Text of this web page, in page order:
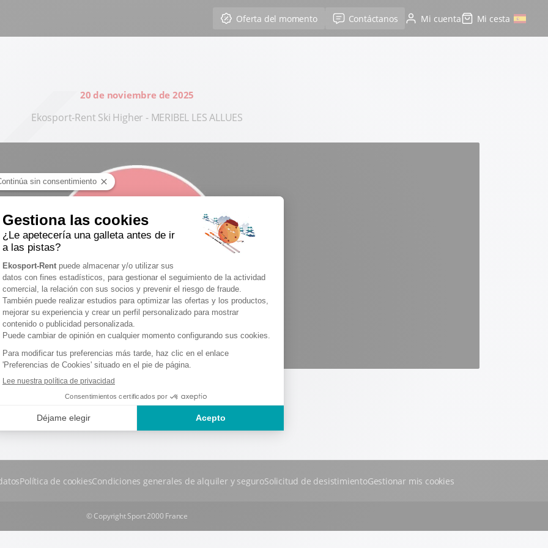
Oferta del momento Contáctanos Mi cuenta Mi cesta
20 de noviembre de 2025
Ekosport-Rent Ski Higher - MERIBEL LES ALLUES
Política de cookiesCondiciones generales de alquiler y seguroSolicitud de desistimientoGestionar mis cookies
© Copyright Sport 2000 France